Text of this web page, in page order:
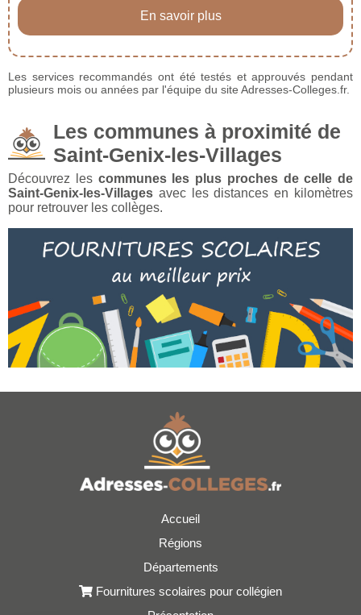
En savoir plus
Les services recommandés ont été testés et approuvés pendant
plusieurs mois ou années par l'équipe du site Adresses-Colleges.fr.
Les communes à proximité de
Saint-Genix-les-Villages
Découvrez les communes les plus proches de celle de
Saint-Genix-les-Villages avec les distances en kilomètres
pour retrouver les collèges.
Accueil
Régions
Départements
Fournitures scolaires pour collégien